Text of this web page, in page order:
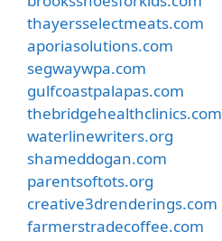
thayersselectmeats.com
aporiasolutions.com
segwaywpa.com
gulfcoastpalapas.com
thebridgehealthclinics.com
waterlinewriters.org
shameddogan.com
parentsoftots.org
creative3drenderings.com
farmerstradecoffee.com